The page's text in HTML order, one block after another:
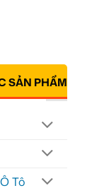
SẢN PHẨM
Tô